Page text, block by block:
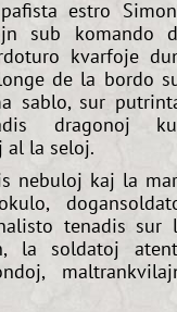
estro
sub komando
kvarfoje
de la bordo
sablo, sur
dragonoj
al la seloj.
nebuloj kaj la
tenadis sur
la soldatoj